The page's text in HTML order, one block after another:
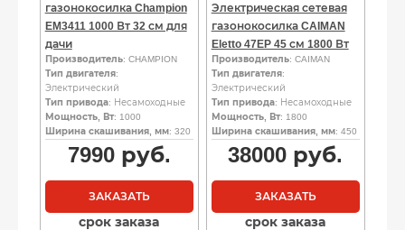
газонокосилка Champion
EM3411 1000 Вт 32 см для
дачи
Производитель: CHAMPION
Тип двигателя:
Электрический
Тип привода: Несамоходные
Мощность, Вт: 1000
Ширина скашивания, мм: 320
7990руб.
ЗАКАЗАТЬ
срок заказа
Электрическая сетевая
газонокосилка CAIMAN
Eletto 47EP 45 см 1800 Вт
Производитель: CAIMAN
Тип двигателя:
Электрический
Тип привода: Несамоходные
Мощность, Вт: 1800
Ширина скашивания, мм: 450
38000 руб.
ЗАКАЗАТЬ
срок заказа